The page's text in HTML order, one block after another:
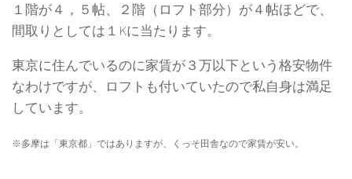
１階が４，５帖、２階（ロフト部分）が４帖ほどで、
間取りとしては１Kに当たります。
東京に住んでいるのに家賃が３万以下という格安物件
なわけですが、ロフトも付いていたので私自身は満足
しています。
※多摩は「東京都」ではありますが、くっそ田舎なので家賃が安い。